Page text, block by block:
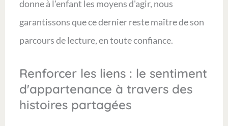
donne à l'enfant les moyens d'agir, nous
garantissons que ce dernier reste maître de son
parcours de lecture, en toute confiance.
Renforcer les liens : le sentiment
d'appartenance à travers des
histoires partagées